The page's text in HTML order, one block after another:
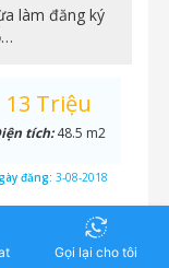
làm đăng ký
phòng ngủ,
giá 13,5
13 Triệu
tích:48.5 m2
đăng: 3-08-2018
Gọi lại cho tôi